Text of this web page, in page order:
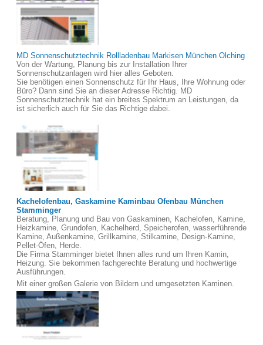
MD Sonnenschutztechnik Rollladenbau Markisen München Olching
Von der Wartung, Planung bis zur Installation Ihrer
Sonnenschutzanlagen wird hier alles Geboten.
Sie benötigen einen Sonnenschutz für Ihr Haus, Ihre Wohnung oder
Büro? Dann sind Sie an dieser Adresse Richtig. MD
Sonnenschutztechnik hat ein breites Spektrum an Leistungen, da
ist sicherlich auch für Sie das Richtige dabei.
Kachelofenbau, Gaskamine Kaminbau Ofenbau München
Stamminger
Beratung, Planung und Bau von Gaskaminen, Kachelofen, Kamine,
Heizkamine, Grundofen, Kachelherd, Speicherofen, wasserführende
Kamine, Außenkamine, Grillkamine, Stilkamine, Design-Kamine,
Pellet-Öfen, Herde.
Die Firma Stamminger bietet Ihnen alles rund um Ihren Kamin,
Heizung. Sie bekommen fachgerechte Beratung und hochwertige
Ausführungen.
Mit einer großen Galerie von Bildern und umgesetzten Kaminen.